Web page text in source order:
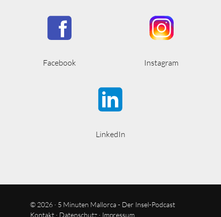
Facebook Instagram
LinkedIn
© 2026 · 5 Minuten Mallorca - Der Insel-Podcast
Kontakt· Datenschutz· Impressum